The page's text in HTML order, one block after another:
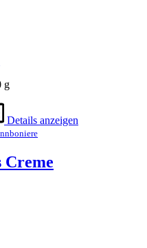
g
Details anzeigen
Creme